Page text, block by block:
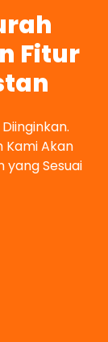
Fitur
Kami Akan
yang Sesuai